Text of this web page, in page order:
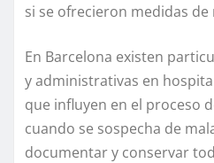
si se ofrecieron medidas
En Barcelona existen
y administrativas en
que influyen en el proceso
cuando se sospecha de
documentar y conservar